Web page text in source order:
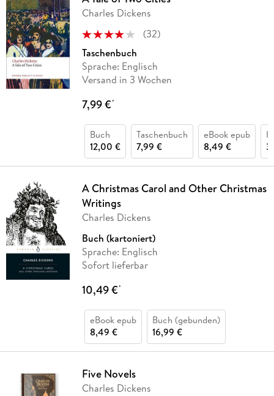
Charles Dickens
(32)
Taschenbuch
Sprache: Englisch
Versand in 3 Wochen
7,99 €*
Buch
12,00 €
Taschenbuch
7,99 €
eBook epub
8,49 €
A Christmas Carol and Other Christmas
Writings
Charles Dickens
Buch (kartoniert)
Sprache: Englisch
Sofort lieferbar
10,49 €*
eBook epub
8,49 €
Buch (gebunden)
16,99 €
Five Novels
Charles Dickens